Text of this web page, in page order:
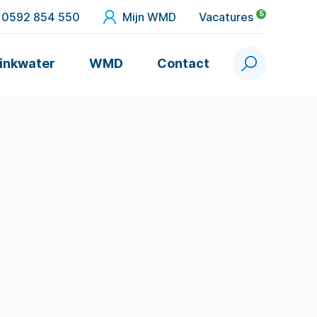
0592 854 550 Mijn WMD Vacatures 5
WMD Contact Zoek